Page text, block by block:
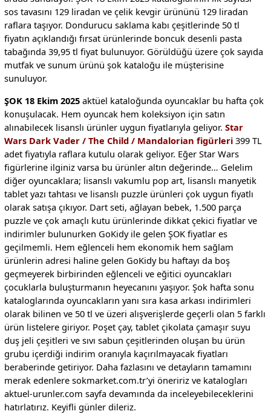
sos tavasını 129 liradan ve çelik kevgir ürününü 129 liradan
raflara taşıyor. Dondurucu saklama kabı çeşitlerinde 50 tl
fiyatın açıklandığı fırsat ürünlerinde boncuk desenli pasta
tabağında 39,95 tl fiyat bulunuyor. Görüldüğü üzere çok sayıda
mutfak ve sunum ürünü şok kataloğu ile müşterisine
sunuluyor.
ŞOK 18 Ekim 2025aktüel kataloğunda oyuncaklar bu hafta çok
konuşulacak. Hem oyuncak hem koleksiyon için satın
alınabilecek lisanslı ürünler uygun fiyatlarıyla geliyor. Star
Wars Dark Vader / The Child / Mandalorian figürleri399 TL
adet fiyatıyla raflara kutulu olarak geliyor. Eğer Star Wars
figürlerine ilginiz varsa bu ürünler altın değerinde… Gelelim
diğer oyuncaklara; lisanslı vakumlu pop art, lisanslı manyetik
tablet yazı tahtası ve lisanslı puzzle ürünleri çok uygun fiyatlı
olarak satışa çıkıyor. Dart seti, ağlayan bebek, 1.500 parça
puzzle ve çok amaçlı kutu ürünlerinde dikkat çekici fiyatlar ve
indirimler bulunurken GoKidy ile gelen ŞOK fiyatlar es
geçilmemli. Hem eğlenceli hem ekonomik hem sağlam
ürünlerin adresi haline gelen GoKidy bu haftayı da boş
geçmeyerek birbirinden eğlenceli ve eğitici oyuncakları
çocuklarla buluşturmanın heyecanını yaşıyor. Şok hafta sonu
kataloglarında oyuncakların yanı sıra kasa arkası indirimleri
olarak bilinen ve 50 tl ve üzeri alışverişlerde geçerli olan 5 farklı
ürün listelere giriyor. Poşet çay, tablet çikolata çamaşır suyu
duş jeli çeşitleri ve sıvı sabun çeşitlerinden oluşan bu ürün
grubu içerdiği indirim oranıyla kaçırılmayacak fiyatları
beraberinde getiriyor. Daha fazlasını ve detayların tamamını
merak edenlere sokmarket.com.tr’yi öneririz ve katalogları
aktuel-urunler.com sayfa devamında da inceleyebileceklerini
hatırlatırız. Keyifli günler dileriz.